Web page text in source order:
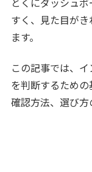
すく、見た目が
ます。
この記事では、
を判断するため
確認方法、選び方